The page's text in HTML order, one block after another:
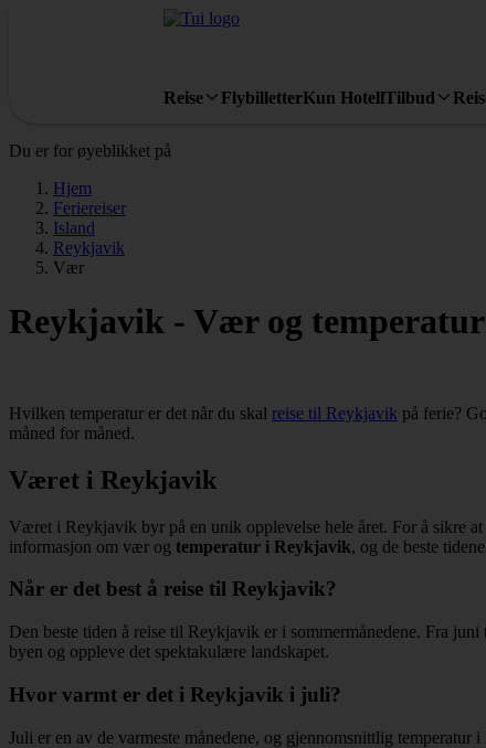
Reise FlybilletterKun HotellTilbud
Du er for øyeblikket på
Hjem
Feriereiser
Island
Reykjavik
Vær
Reykjavik - Vær og temperatur
Hvilken temperatur er det når du skal reise til Reykjavik på ferie?
måned for måned.
Været i Reykjavik
Været i Reykjavik byr på en unik opplevelse hele året. For å sikre
informasjon om vær og temperatur i Reykjavik, og de beste
Når er det best å reise til Reykjavik?
Den beste tiden å reise til Reykjavik er i sommermånedene. Fra
byen og oppleve det spektakulære landskapet.
Hvor varmt er det i Reykjavik i juli?
Juli er en av de varmeste månedene, og gjennomsnittlig